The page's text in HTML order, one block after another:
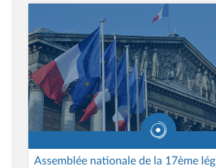
Assemblée nationale de la 17ème